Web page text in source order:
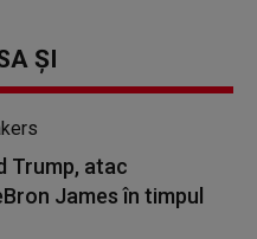
ȘI
Trump, atac
James în timpul